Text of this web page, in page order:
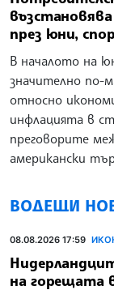
през юни,
В началото на
значително по-
относно
инфлацията в
преговорите
американски
ВОДЕЩИ
08.08.2026 17:59
на горещата